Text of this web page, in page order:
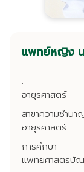
แพทย์หญิง
:
อายุรศาสตร์
สาขาความชำนา
อายุรศาสตร์
การศึกษา
แพทยศาสตรบั